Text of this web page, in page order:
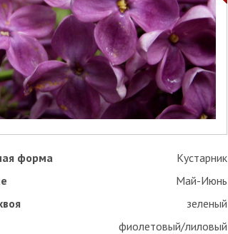
форма
Кустарник
Май-Июнь
зеленый
фиолетовый/лиловый